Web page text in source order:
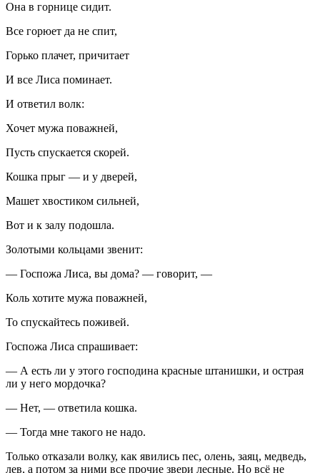
Она в горнице сидит.
Все горюет да не спит,
Горько плачет, причитает
И все Лиса поминает.
И ответил волк:
Хочет мужа поважней,
Пусть спускается скорей.
Кошка прыг — и у дверей,
Машет хвостиком сильней,
Вот и к залу подошла.
Золотыми кольцами звенит:
— Госпожа Лиса, вы дома? — говорит, —
Коль хотите мужа поважней,
То спускайтесь поживей.
Госпожа Лиса спрашивает:
— А есть ли у этого господина красные штанишки, и острая
ли у него мордочка?
— Нет, — ответила кошка.
— Тогда мне такого не надо.
Только отказали волку, как явились пес, олень, заяц, медведь,
лев, а потом за ними все прочие звери лесные. Но всё не